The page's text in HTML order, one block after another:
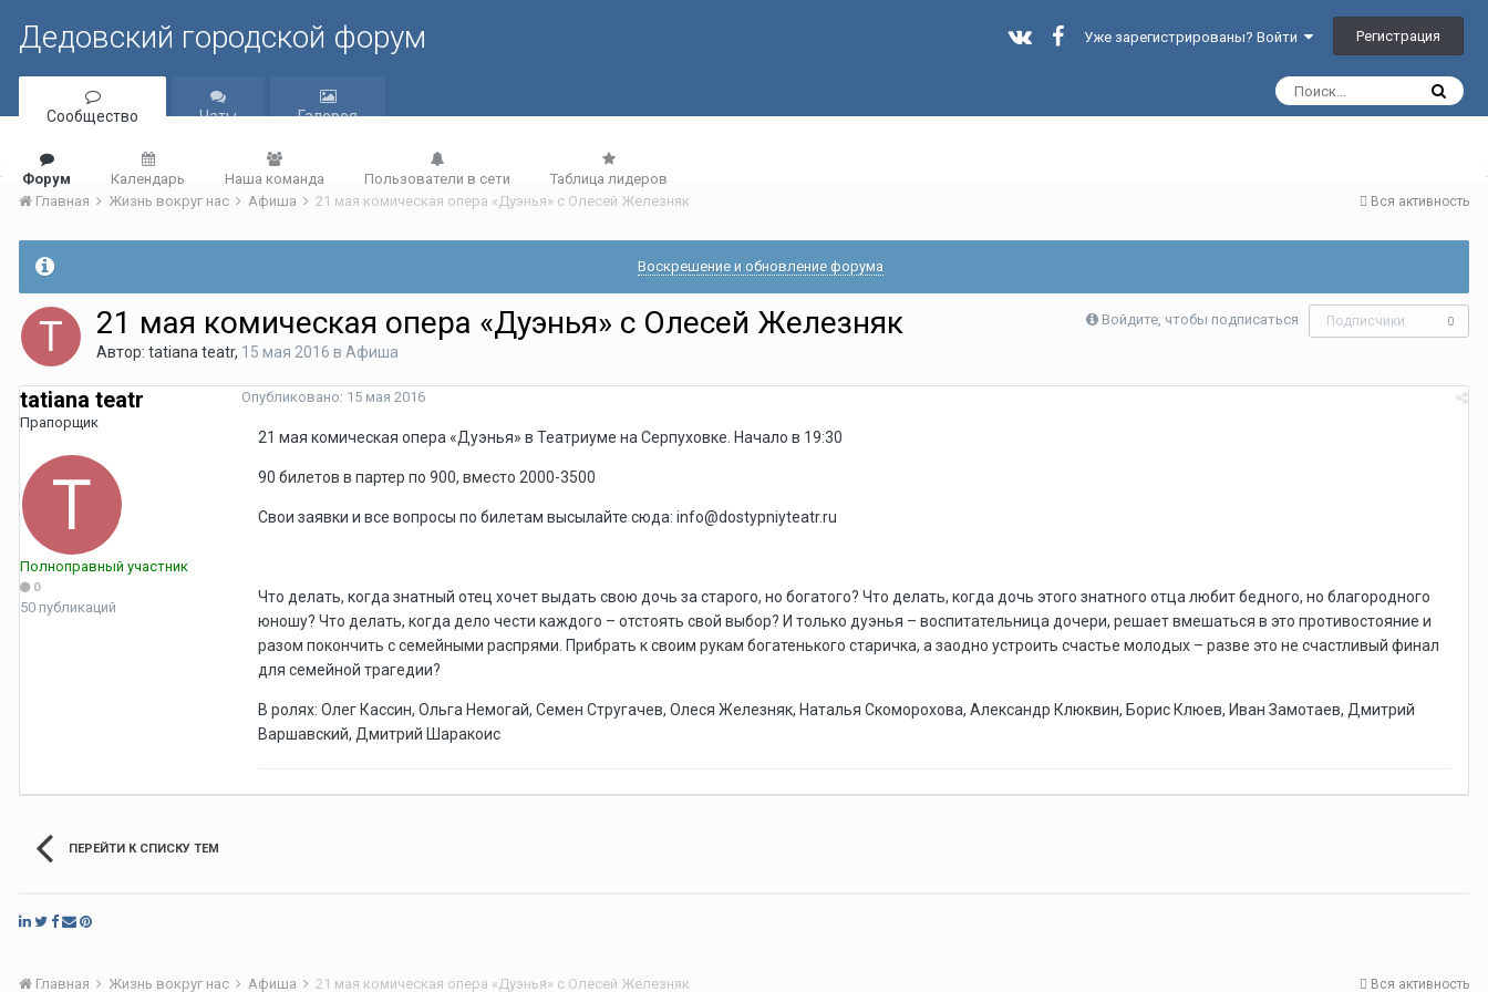
Дедовский городской форум Уже зарегистрированы? Войти Регистрация
Сообщество
Форум Календарь Наша команда Пользователи в сети Таблица лидеров
Чаты Галерея
Вся активность
Главная Жизнь вокруг нас Афиша 21 мая комическая опера «Дуэнья» с Олесей Железняк
Воскрешение и обновление форума
Войдите, чтобы подписаться Подписчики 0
21 мая комическая опера «Дуэнья» с Олесей Железняк
Автор: tatiana teatr, 15 мая 2016 в Афиша
tatiana teatr
Прапорщик
Полноправный участник
0
50 публикаций
Опубликовано: 15 мая 2016
21 мая комическая опера «Дуэнья» в Театриуме на Серпуховке. Начало в 19:30
90 билетов в партер по 900, вместо 2000-3500
Свои заявки и все вопросы по билетам высылайте сюда: info@dostypniyteatr.ru
Что делать, когда знатный отец хочет выдать свою дочь за старого, но богатого? Что делать, когда дочь этого знатного отца любит бедного, но благородного
юношу? Что делать, когда дело чести каждого – отстоять свой выбор? И только дуэнья – воспитательница дочери, решает вмешаться в это противостояние и
разом покончить с семейными распрями. Прибрать к своим рукам богатенького старичка, а заодно устроить счастье молодых – разве это не счастливый финал
для семейной трагедии?
В ролях: Олег Кассин, Ольга Немогай, Семен Стругачев, Олеся Железняк, Наталья Скоморохова, Александр Клюквин, Борис Клюев, Иван Замотаев, Дмитрий
Варшавский, Дмитрий Шаракоис
ПЕРЕЙТИ К СПИСКУ ТЕМ
Вся активность
Главная Жизнь вокруг нас Афиша 21 мая комическая опера «Дуэнья» с Олесей Железняк